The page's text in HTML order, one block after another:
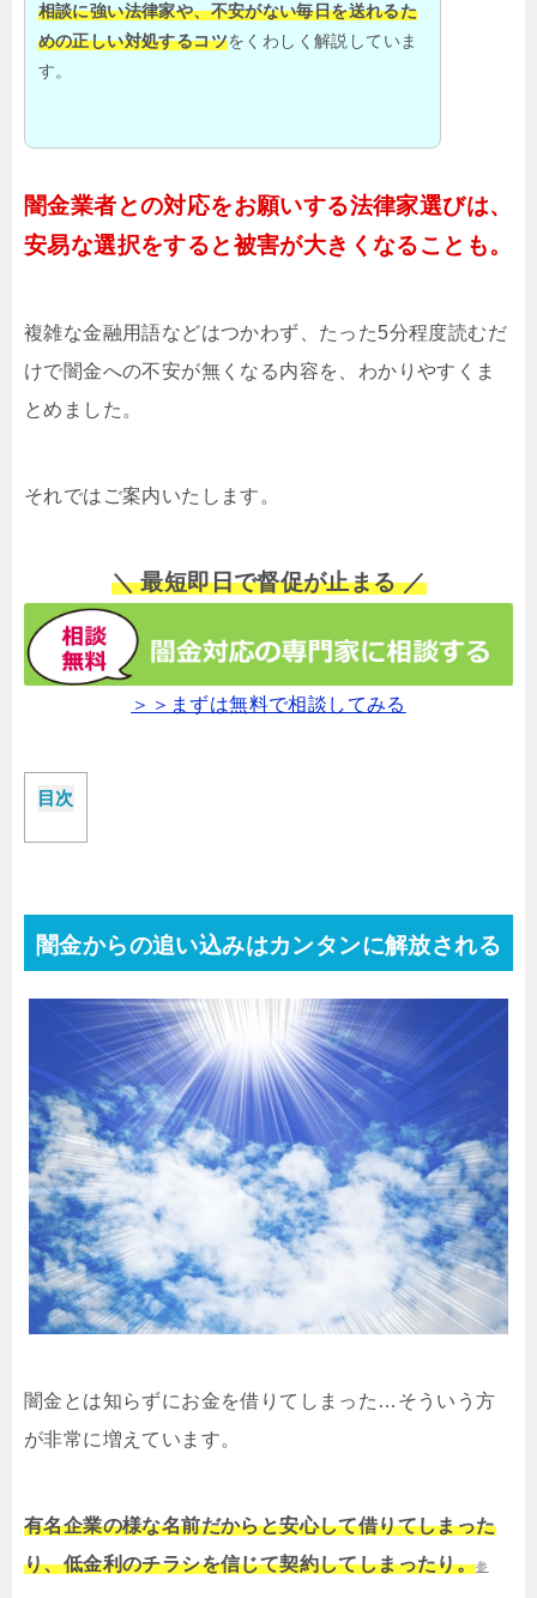
相談に強い法律家や、不安がない毎日を送れるた
めの正しい対処するコツをくわしく解説していま
す。
闇金業者との対応をお願いする法律家選びは、
安易な選択をすると被害が大きくなることも。
複雑な金融用語などはつかわず、たった5分程度読むだ
けで闇金への不安が無くなる内容を、わかりやすくま
とめました。
それではご案内いたします。
＼ 最短即日で督促が止まる ／
＞＞まずは無料で相談してみる
目次
闇金からの追い込みはカンタンに解放される
闇金とは知らずにお金を借りてしまった…そういう方
が非常に増えています。
有名企業の様な名前だからと安心して借りてしまった
り、低金利のチラシを信じて契約してしまったり。参